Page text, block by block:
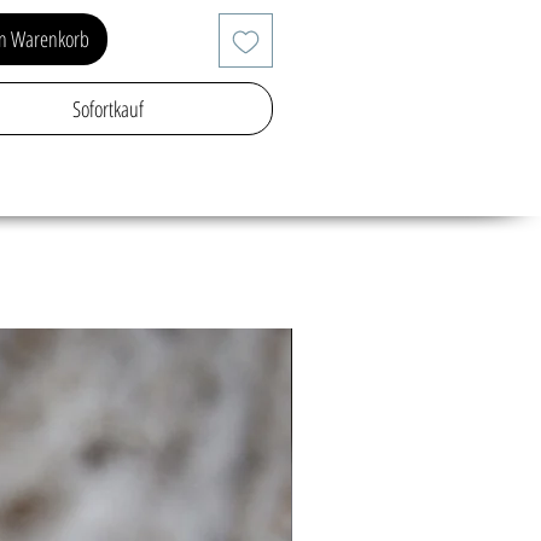
Warenkorb
Sofortkauf